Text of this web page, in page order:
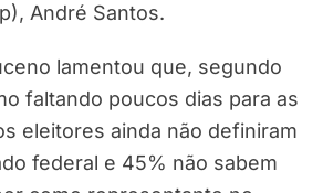
André Santos.
lamentou que, segundo
faltando poucos dias para as
eleitores ainda não definiram
federal e 45% não sabem